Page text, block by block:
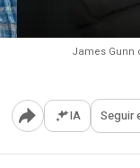
James Gunn
Abrir opciones
IA Seguir